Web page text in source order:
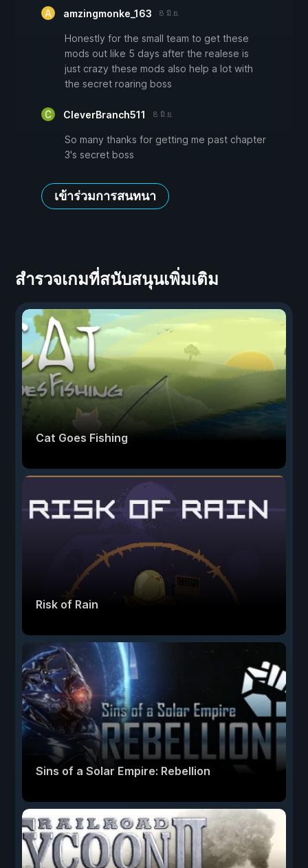
amzingmonke_163 8 มิ.ย.
Honestly for the small team to get these
mods out like 5 days after the realese is
just crazy these mods also help a lot with
the secret roaring boss
CleverBranch511 8 มิ.ย.
So many thanks for getting me past chapter
3's secret boss
เข้าร่วมการสนทนา
สำรวจเกมที่สนับสนุนเพิ่มเติม
Cat Goes Fishing
Risk of Rain
Sins of a Solar Empire: Rebellion